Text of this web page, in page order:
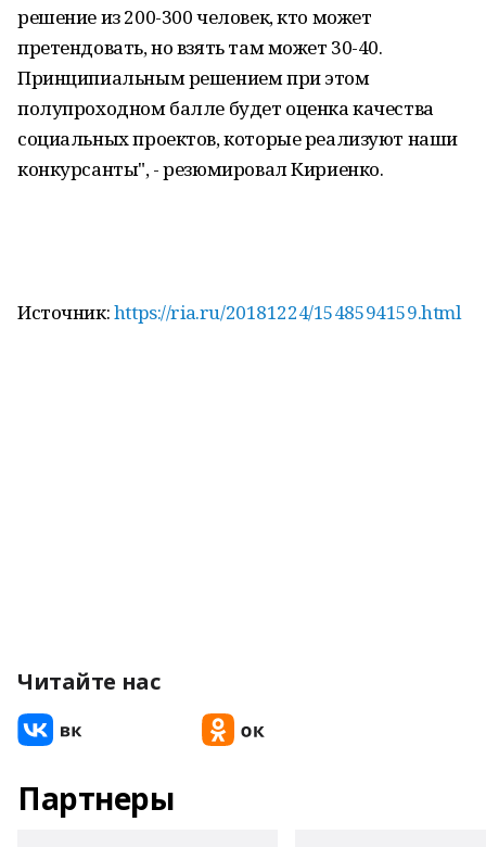
решение из 200-300 человек, кто может
претендовать, но взять там может 30-40.
Принципиальным решением при этом
полупроходном балле будет оценка качества
социальных проектов, которые реализуют наши
конкурсанты", - резюмировал Кириенко.
Источник:https://ria.ru/20181224/1548594159.html
Читайте нас
Партнеры